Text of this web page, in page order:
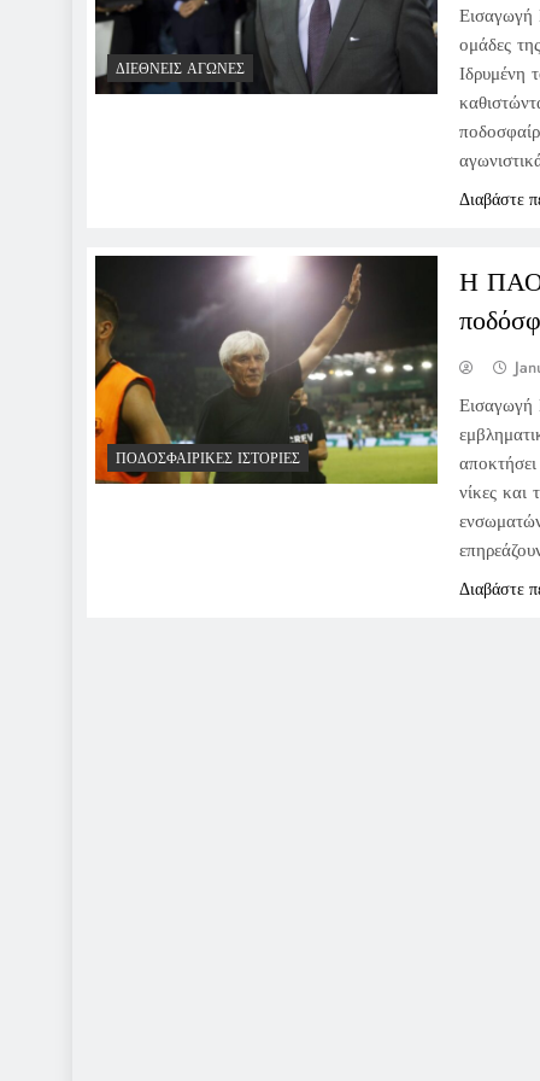
ΔΙΕΘΝΕΊΣ ΑΓΏΝΕΣ
Εισαγωγή
ομάδες
Ιδρυμένη
Διαβάστε
ΠΟΔΟΣΦΑΙΡΙΚΈΣ ΙΣΤΟΡΊΕΣ
Η ΠΑΟ
Εισαγωγή
νίκες
Διαβάστε